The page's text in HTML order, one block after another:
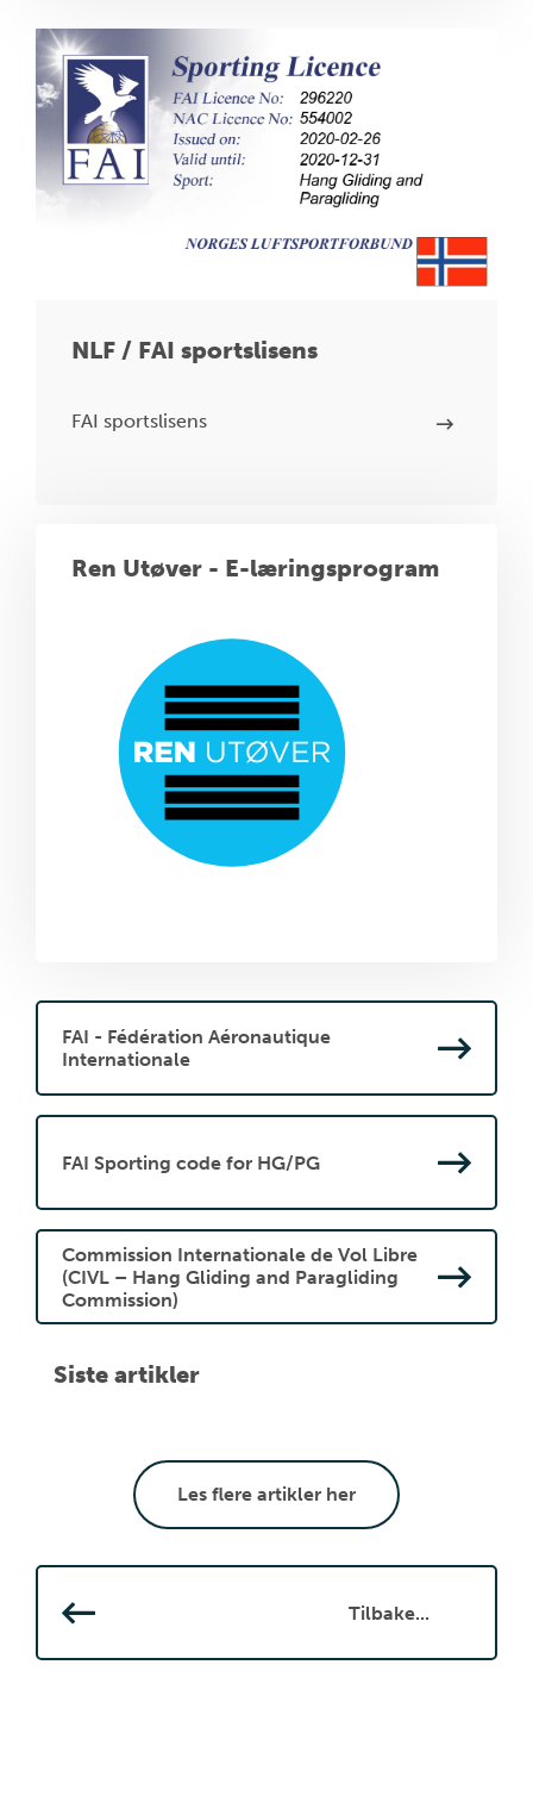
NLF / FAI sportslisens
FAI sportslisens
Ren Utøver - E-læringsprogram
FAI - Fédération Aéronautique
Internationale
FAI Sporting code for HG/PG
Commission Internationale de Vol Libre
(CIVL – Hang Gliding and Paragliding
Commission)
Siste artikler
Les flere artikler her
Tilbake...